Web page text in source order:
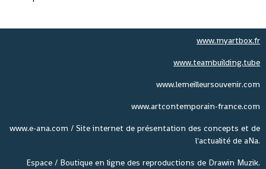
www.myartbox.fr
www.teambuilding.tube
www.lemeilleursouvenir.com
www.artcontemporain-france.com
www.e-ana.com / Site internet de présentation des concepts et de
l'actualité de aNa.
Espace / Boutique en ligne des reproductions de Drawin Muzik.